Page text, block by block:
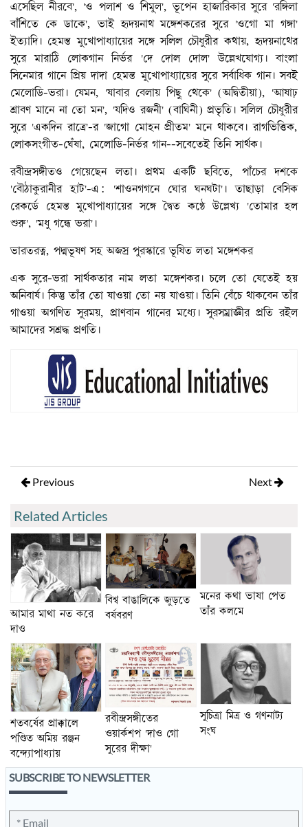
এসেছিল নীরবে', 'ও পলাশ ও শিমুল', ভূপেন হাজারিকার সুরে 'রঙ্গিলা
বাঁশিতে কে ডাকে', ভাই হৃদয়নাথ মঙ্গেশকরের সুরে 'ওগো মা গঙ্গা'
ইত্যাদি। হেমন্ত মুখোপাধ্যায়ের সঙ্গে সলিল চৌধুরীর কথায়, হৃদয়নাথের
সুরে মারাঠি লোকগান নির্ভর 'দে দোল দোল' উল্লেখযোগ্য। বাংলা
সিনেমার গানে প্রিয় দাদা হেমন্ত মুখোপাধ্যায়ের সুরে সর্বাধিক গান। সবই
মেলোডি-ভরা। যেমন, 'যাবার বেলায় পিছু থেকে' (অদ্বিতীয়া), 'আষাঢ়
শ্রাবণ মানে না তো মন', 'যদিও রজনী' (বাঘিনী) প্রভৃতি। সলিল চৌধুরীর
সুরে 'একদিন রাত্রে'-র 'জাগো মোহন প্রীতম' মনে থাকবে। রাগভিত্তিক,
লোকসংগীত-ঘেঁষা, মেলোডি-নির্ভর গান--সবেতেই তিনি সার্থক।
রবীন্দ্রসঙ্গীতও গেয়েছেন লতা। প্রথম একটি ছবিতে, পাঁচের দশকে
'বৌঠাকুরানীর হাট'-এ: 'শাওনগগনে ঘোর ঘনঘটা'। তাছাড়া বেসিক
রেকর্ডে হেমন্ত মুখোপাধ্যায়ের সঙ্গে দ্বৈত কণ্ঠে উল্লেখ্য 'তোমার হল
শুরু', 'মধু গন্ধে ভরা'।
ভারতরত্ন, পদ্মভূষণ সহ অজস্র পুরস্কারে ভূষিত লতা মঙ্গেশকর
এক সুরে-ভরা সার্থকতার নাম লতা মঙ্গেশকর। চলে তো যেতেই হয়
অনিবার্য। কিন্তু তাঁর তো যাওয়া তো নয় যাওয়া। তিনি বেঁচে থাকবেন তাঁর
গাওয়া অগণিত সুরময়, প্রাণবান গানের মধ্যে। সুরসম্রাজ্ঞীর প্রতি রইল
আমাদের সশ্রদ্ধ প্রণতি।
Previous Next
Related Articles
আমার মাথা নত করে
দাও
বিশ্ব বাঙালিকে জুড়তে
বর্ষবরণ
মনের কথা ভাষা পেত
তাঁর কলমে
শতবর্ষের প্রাক্কালে
পণ্ডিত অমিয় রঞ্জন
বন্দ্যোপাধ্যায়
রবীন্দ্রসঙ্গীতের
ওয়ার্কশপ 'দাও গো
সুরের দীক্ষা'
সুচিত্রা মিত্র ও গণনাট্য
সংঘ
SUBSCRIBE TO NEWSLETTER